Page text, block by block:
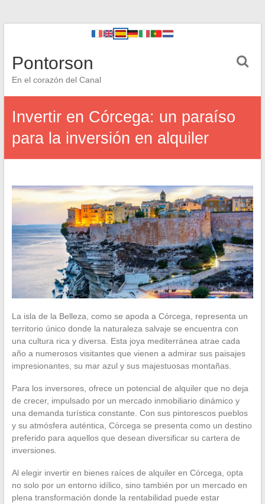
Pontorson
En el corazón del Canal
Invertir en Córcega: un paraíso
para la inversión en alquiler
La isla de la Belleza, como se apoda a Córcega, representa un
territorio único donde la naturaleza salvaje se encuentra con
una cultura rica y diversa. Esta joya mediterránea atrae cada
año a numerosos visitantes que vienen a admirar sus paisajes
impresionantes, su mar azul y sus majestuosas montañas.
Para los inversores, ofrece un potencial de alquiler que no deja
de crecer, impulsado por un mercado inmobiliario dinámico y
una demanda turística constante. Con sus pintorescos pueblos
y su atmósfera auténtica, Córcega se presenta como un destino
preferido para aquellos que desean diversificar su cartera de
inversiones.
Al elegir invertir en bienes raíces de alquiler en Córcega, opta
no solo por un entorno idílico, sino también por un mercado en
plena transformación donde la rentabilidad puede estar